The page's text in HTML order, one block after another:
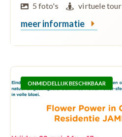
5 foto's
virtuele tour
meer informatie
ONMIDDELLIJK BESCHIKBAAR